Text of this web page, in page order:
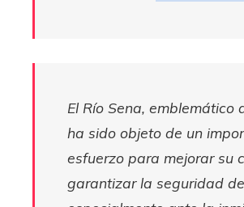
El Río Sena, emblemático
ha sido objeto de un
esfuerzo para mejorar su
garantizar la seguridad